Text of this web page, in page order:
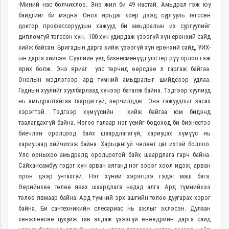
-Миний нас болчихлоо. Энэ жил би 49 настай. Амьдрал гэж юу
байдгийг би мэднэ. Онол ярьдаг хоёр дээд сургууль төгссөн
доктор профессоруудын хажууд би амьдралын их сургуулийг
дипломгүй төгссөн хүн. 100 хүн удирдаж үзээгүй хүн ерөнхий сайд
хийж байсан. Бригадын дарга хийж үзээгүй хүн ерөнхий сайд, УИХ-
ын дарга хийсэн. Сүүлийн үед бизнесменүүд улс төр рүү орлоо гэж
ярих болж. Энэ яриаг улс төрчид өөрсдөө л гаргаж байгаа.
Онолын мэдлэгээр ард түмний амьдралыг шийдсээр удлаа.
Гаднын хуулийг хуулбарлаад хүчээр баталж байна. Тэдгээр хуулиуд
нь амьдралтайгаа таардаггүй, зөрчилддөг. Энэ гажуудлыг засах
хэрэгтэй. Тэдгээр хүмүүсийн хийж байгаа юм бидэнд
таалагдахгүй байна. Нөгөө талаар нэг үеийг бодоход би бизнестээ
биечлэн оролцоод байх шаардлагагүй, хариуцах хүмүүс нь
хариуцаад хийчихэж байна. Харьцангуй чөлөөт цаг ихтэй боллоо.
Улс орныхоо амьдралд оролцоотой байх шаардлага гарч байна.
Сайхансамбуу гэдэг хүн арван аяганд нэг зэрэг хоол идэж, арван
орон дээр унтахгүй. Нэг хүний хэрэгцээ гэдэг маш бага.
Өөрийнхөө төлөө явах шаардлага надад алга. Ард түмнийхээ
төлөө явмаар байна. Ард түмний эрх ашгийн төлөө дуугарах хэрэг
байна. Би сантехникийн слесариас нь ажлыг эхлэсэн. Дулаан
хөнжлөөсөө цухуйж тав алдаж үзээгүй өнөөдрийн дарга сайд